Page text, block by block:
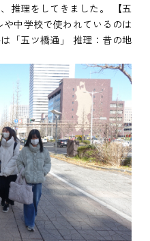
推理をしてきました。 【五
中学校で使われているのは
「五ツ橋通」 推理：昔の地